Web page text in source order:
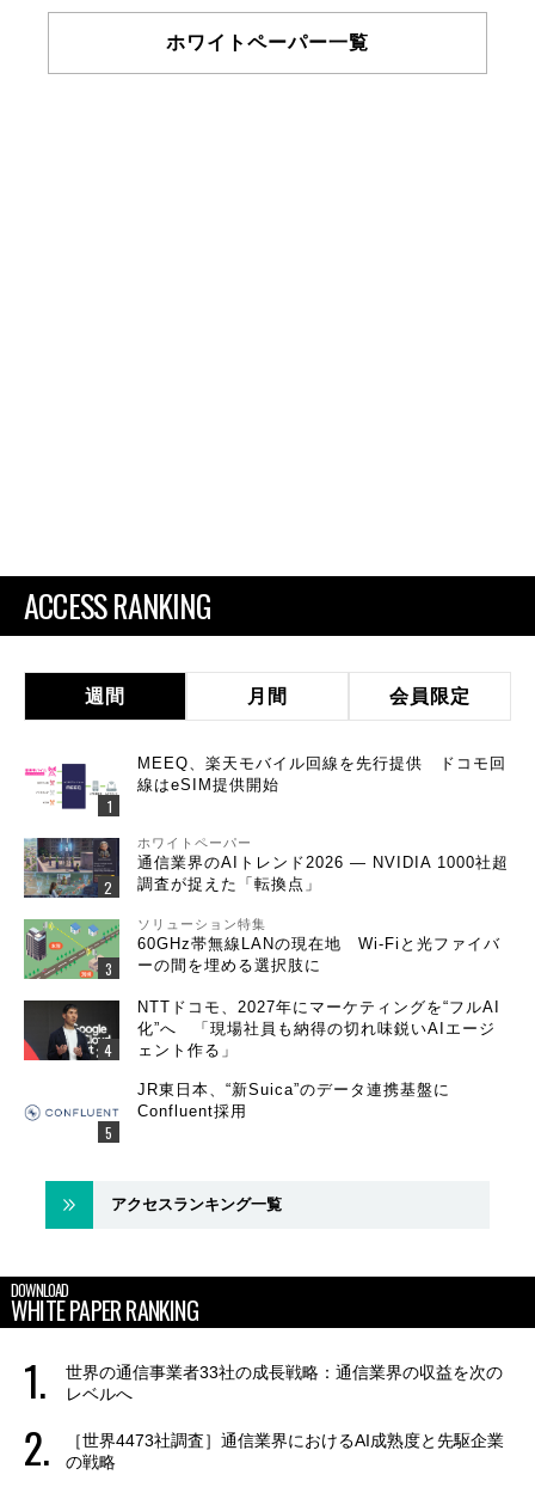
ホワイトペーパー一覧
ACCESS RANKING
週間 月間 会員限定
MEEQ、楽天モバイル回線を先行提供 ドコモ回
線はeSIM提供開始
ホワイトペーパー
通信業界のAIトレンド2026 ― NVIDIA 1000社超
調査が捉えた「転換点」
ソリューション特集
60GHz帯無線LANの現在地 Wi-Fiと光ファイバ
ーの間を埋める選択肢に
NTTドコモ、2027年にマーケティングを“フルAI
化”へ 「現場社員も納得の切れ味鋭いAIエージ
ェント作る」
JR東日本、“新Suica”のデータ連携基盤に
Confluent採用
アクセスランキング一覧
DOWNLOAD
WHITE PAPER RANKING
世界の通信事業者33社の成長戦略：通信業界の収益を次の
レベルへ
［世界4473社調査］通信業界におけるAI成熟度と先駆企業
の戦略